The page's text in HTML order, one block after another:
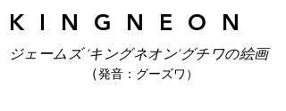
K I N G N E O N
ジェームズ 'キングネオン'グチワの絵画
（発音：グーズワ）